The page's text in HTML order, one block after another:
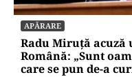
APĂRARE
Radu Miruță
Română: „Sunt
care se pun de-a